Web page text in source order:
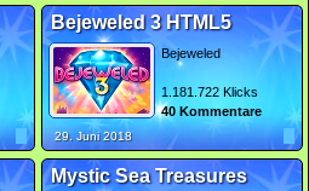
Bejeweled 3 HTML5
Bejeweled
1.181.722 Klicks
40 Kommentare
29. Juni 2018
Mystic Sea Treasures